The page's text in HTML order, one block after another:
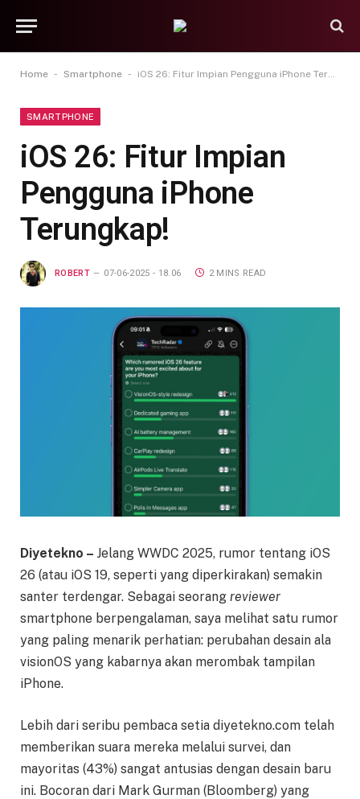
Home - Smartphone - iOS 26: Fitur Impian Pengguna iPhone Terungkap!
SMARTPHONE
iOS 26: Fitur Impian
Pengguna iPhone
Terungkap!
ROBERT 07-06-2025 - 18.06 2 MINS READ
Diyetekno – Jelang WWDC 2025, rumor tentang iOS
26 (atau iOS 19, seperti yang diperkirakan) semakin
santer terdengar. Sebagai seorang reviewer
smartphone berpengalaman, saya melihat satu rumor
yang paling menarik perhatian: perubahan desain ala
visionOS yang kabarnya akan merombak tampilan
iPhone.
Lebih dari seribu pembaca setia diyetekno.com telah
memberikan suara mereka melalui survei, dan
mayoritas (43%) sangat antusias dengan desain baru
ini. Bocoran dari Mark Gurman (Bloomberg) yang